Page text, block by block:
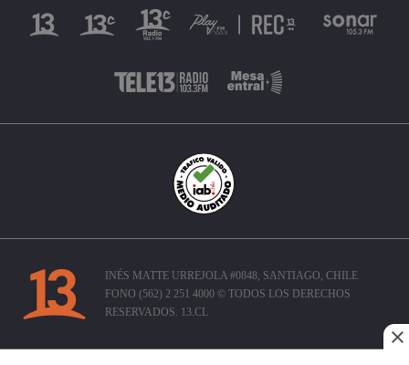
INÉS MATTE URREJOLA #0848, SANTIAGO, CHILE
FONO (562) 2 251 4000 © TODOS LOS DERECHOS
RESERVADOS. 13.CL